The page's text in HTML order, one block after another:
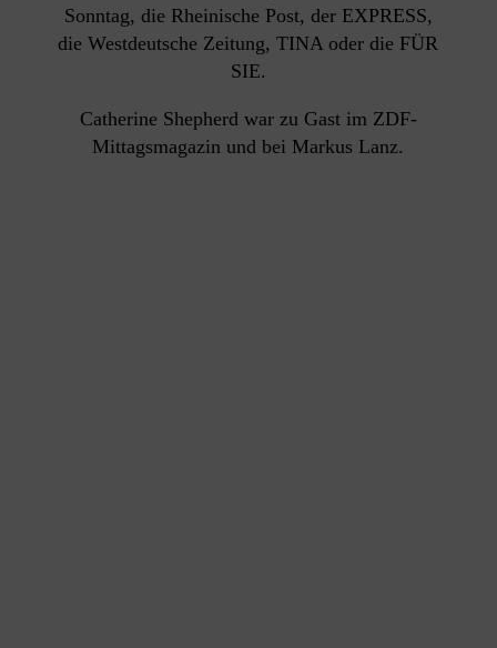
Sonntag, die Rheinische Post, der EXPRESS,
die Westdeutsche Zeitung, TINA oder die FÜR
SIE.
Catherine Shepherd war zu Gast im ZDF-
Mittagsmagazin und bei Markus Lanz.